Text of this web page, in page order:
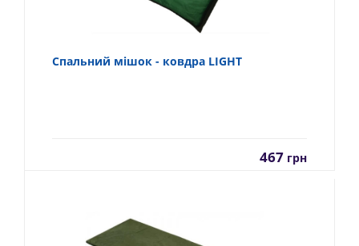
Спальний мішок - ковдра LIGHT
467 грн